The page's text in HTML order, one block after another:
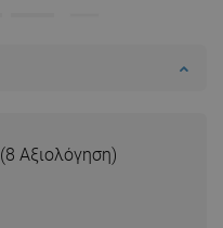
(8 Αξιολόγηση)